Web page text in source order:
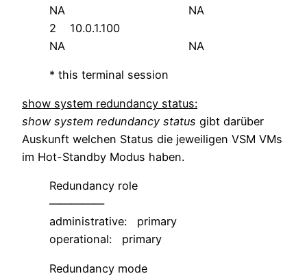
NA NA
2 10.0.1.100
NA NA
* this terminal session
show system redundancy status:
show system redundancy status gibt darüber
Auskunft welchen Status die jeweiligen VSM VMs
im Hot-Standby Modus haben.
Redundancy role
—————
administrative: primary
operational: primary
Redundancy mode